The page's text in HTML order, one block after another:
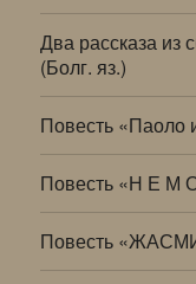
Два рассказа из
(Болг. яз.)
Повесть «Паоло
Повесть «Н Е М
Повесть